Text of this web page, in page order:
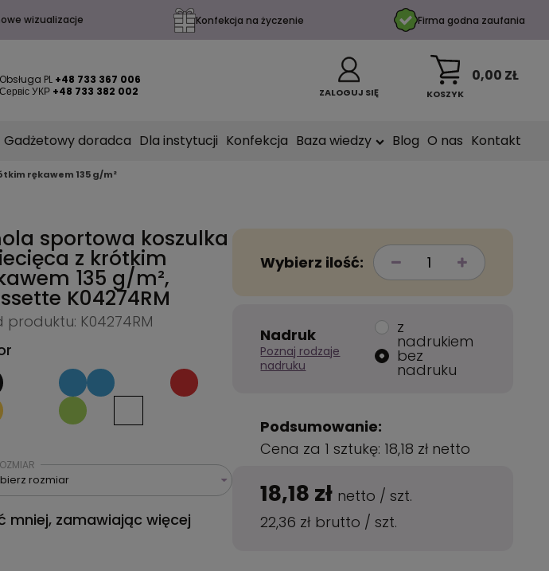
wizualizacje Konfekcja na życzenie Firma godna zaufania
Obsługa PL +48 733 367 006
Сервіс УКР +48 733 382 002 ZALOGUJ SIĘ KOSZYK
0,00 ZŁ
Gadżetowy doradca Dla instytucji Konfekcja Baza wiedzy Blog O nas Kontakt
rękawem 135 g/m²
sportowa koszulka
z krótkim
135 g/m²,
K04274RM
produktu: K04274RM
rozmiar
mniej, zamawiając więcej
Wybierz ilość:
Nadruk
Poznaj rodzaje
nadruku
z
nadrukiem
bez
nadruku
Podsumowanie:
Cena za 1 sztukę: 18,18 zł netto
18,18 zł netto /szt.
22,36 zł brutto /szt.